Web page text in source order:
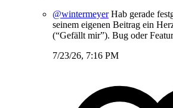
@wintermeyerHab gerade
seinem eigenen Beitrag ein
(“Gefällt mir”). Bug oder
7/23/26, 7:16 PM